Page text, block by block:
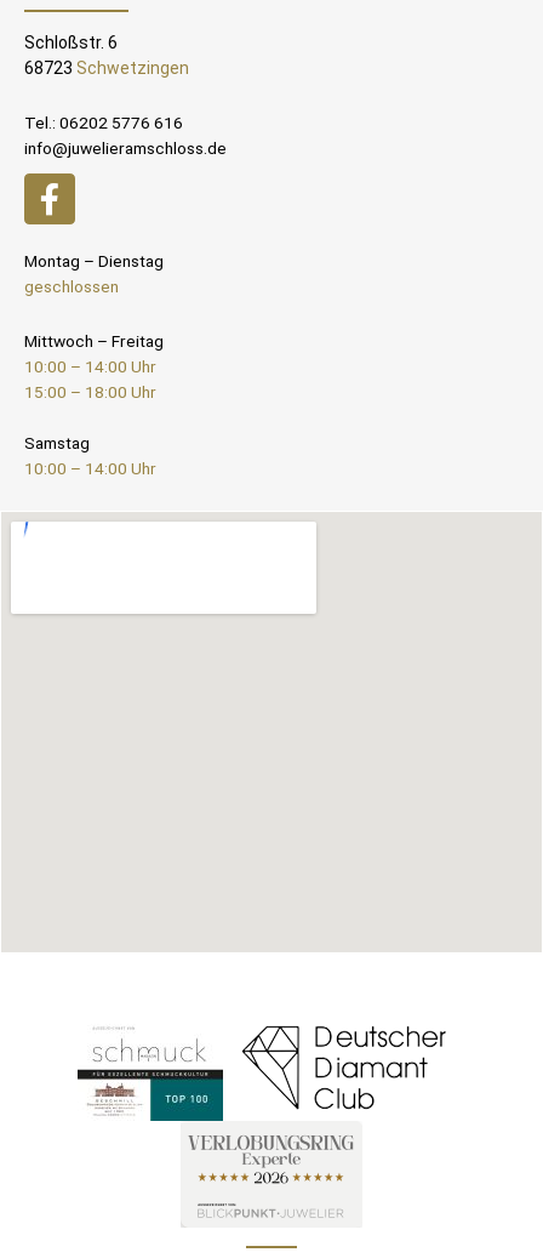
Schloßstr. 6
68723 Schwetzingen
Tel.: 06202 5776 616
info@juwelieramschloss.de
Montag – Dienstag
geschlossen
Mittwoch – Freitag
10:00 – 14:00 Uhr
15:00 – 18:00 Uhr
Samstag
10:00 – 14:00 Uhr